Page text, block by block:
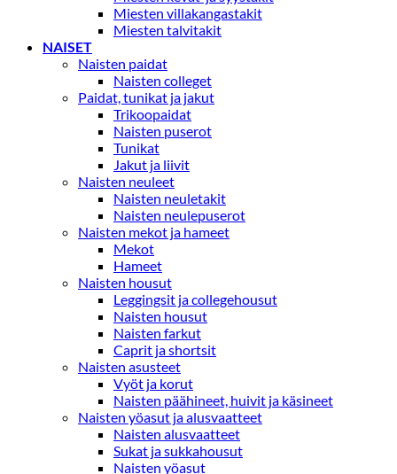
Miesten villakangastakit
Miesten talvitakit
NAISET
Naisten paidat
Naisten colleget
Paidat, tunikat ja jakut
Trikoopaidat
Naisten puserot
Tunikat
Jakut ja liivit
Naisten neuleet
Naisten neuletakit
Naisten neulepuserot
Naisten mekot ja hameet
Mekot
Hameet
Naisten housut
Leggingsit ja collegehousut
Naisten housut
Naisten farkut
Caprit ja shortsit
Naisten asusteet
Vyöt ja korut
Naisten päähineet, huivit ja käsineet
Naisten yöasut ja alusvaatteet
Naisten alusvaatteet
Sukat ja sukkahousut
Naisten yöasut